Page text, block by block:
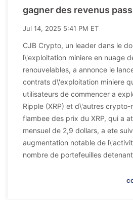
gagner des revenus
Jul 14, 2025 5:41 PM ET
CJB Crypto, un leader dans le
l\'exploitation miniere en nuage
renouvelables, a annonce le
contrats d\'exploitation miniere
utilisateurs de commencer a
Ripple (XRP) et d\'autres crypto-
flambee des prix du XRP, qui a
mensuel de 2,9 dollars, a ete
augmentation notable de
nombre de portefeuilles